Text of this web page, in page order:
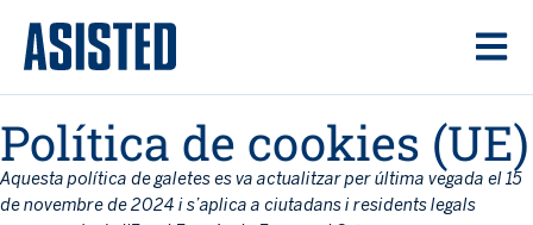
Política de cookies (UE)
Aquesta política de galetes es va actualitzar per última vegada el 15
de novembre de 2024 i s’aplica a ciutadans i residents legals